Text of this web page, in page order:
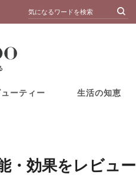
ューティー 生活の知恵
・効果をレビュー